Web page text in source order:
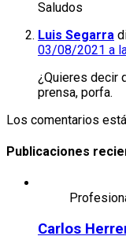
Saludos
Luis Segarra
03/08/2021 a
¿Quieres decir
prensa, porfa.
Los comentarios
Publicaciones
Carlos